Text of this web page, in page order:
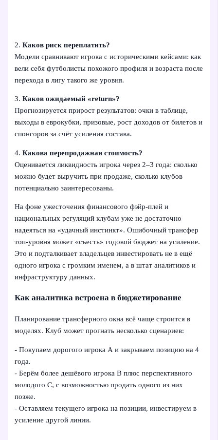
2.Каков риск переплатить?
Модели сравнивают игрока с историческими кейсами: как
вели себя футболисты похожого профиля и возраста после
перехода в лигу такого же уровня.
3.Каков ожидаемый «return»?
Прогнозируется прирост результатов: очки в таблице,
выходы в еврокубки, призовые, рост доходов от билетов и
спонсоров за счёт усиления состава.
4.Какова перепродажная стоимость?
Оценивается ликвидность игрока через 2–3 года: сколько
можно будет выручить при продаже, сколько клубов
потенциально заинтересованы.
На фоне ужесточения финансового фэйр-плей и
национальных регуляций клубам уже не достаточно
надеяться на «удачный инстинкт». Ошибочный трансфер
топ-уровня может «съесть» годовой бюджет на усиление.
Это и подталкивает владельцев инвестировать не в ещё
одного игрока с громким именем, а в штат аналитиков и
инфраструктуру данных.
Как аналитика встроена в бюджетирование
Планирование трансферного окна всё чаще строится в
моделях. Клуб может прогнать несколько сценариев:
- Покупаем дорогого игрока А и закрываем позицию на 4
года.
- Берём более дешёвого игрока B плюс перспективного
молодого С, с возможностью продать одного из них
позже.
- Оставляем текущего игрока на позиции, инвестируем в
усиление другой линии.